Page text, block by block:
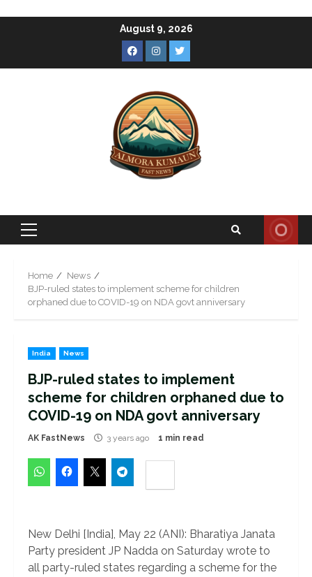
August 9, 2026
Facebook
Instagram
Twitter
Primary
Home
News
BJP-ruled states to implement scheme for children
orphaned due to COVID-19 on NDA govt anniversary
India News
BJP-ruled states to implement
scheme for children orphaned due to
COVID-19 on NDA govt anniversary
AK FastNews 3 years ago 1 min read
New Delhi [India], May 22 (ANI): Bharatiya Janata
Party president JP Nadda on Saturday wrote to
all party-ruled states regarding a scheme for the